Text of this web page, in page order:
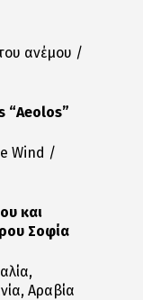
ανέμου /
“Aeolos”
Wind /
και
Σοφία
Αραβία